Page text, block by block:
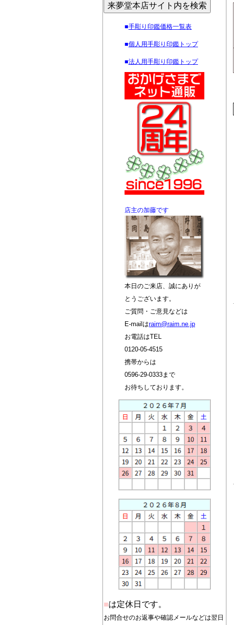
来夢堂本店サイト内を検索
■手彫り印鑑価格一覧表
■個人用手彫り印鑑トップ
■法人用手彫り印鑑トップ
店主の加藤です
本日のご来店、誠にありが
とうございます。
ご質問・ご意見などは
E-mailはraim@raim.ne.jp
お電話はTEL
0120-05-4515
携帯からは
0596-29-0333まで
お待ちしております。
■は定休日です。
お問合せのお返事や確認メールなどは翌日